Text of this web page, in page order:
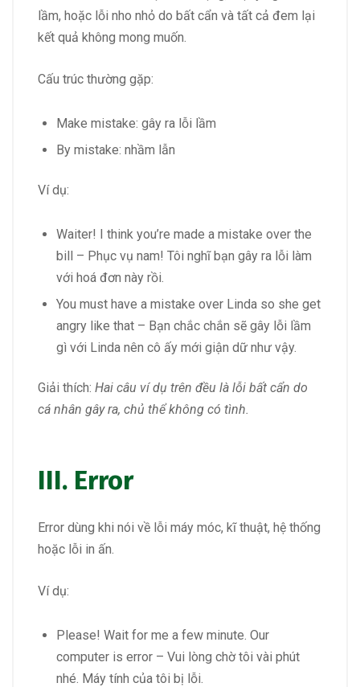
lầm, hoặc lỗi nho nhỏ do bất cẩn và tất cả đem lại
kết quả không mong muốn.
Cấu trúc thường gặp:
Make mistake: gây ra lỗi lầm
By mistake: nhầm lẫn
Ví dụ:
Waiter! I think you’re made a mistake over the
bill – Phục vụ nam! Tôi nghĩ bạn gây ra lỗi làm
với hoá đơn này rồi.
You must have a mistake over Linda so she get
angry like that – Bạn chắc chắn sẽ gây lỗi lầm
gì với Linda nên cô ấy mới giận dữ như vậy.
Giải thích: Hai câu ví dụ trên đều là lỗi bất cẩn do
cá nhân gây ra, chủ thể không có tình.
III. Error
Error dùng khi nói về lỗi máy móc, kĩ thuật, hệ thống
hoặc lỗi in ấn.
Ví dụ:
Please! Wait for me a few minute. Our
computer is error – Vui lòng chờ tôi vài phút
nhé. Máy tính của tôi bị lỗi.